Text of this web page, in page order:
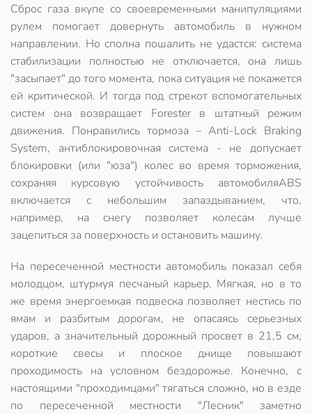
Сброс газа вкупе со своевременными манипуляциями
рулем помогает довернуть автомобиль в нужном
направлении. Но сполна пошалить не удастся: система
стабилизации полностью не отключается, она лишь
"засыпает" до того момента, пока ситуация не покажется
ей критической. И тогда под стрекот вспомогательных
систем она возвращает Forester в штатный режим
движения. Понравились тормоза – Anti-Lock Braking
System, антиблокировочная система - не допускает
блокировки (или "юза") колес во время торможения,
сохраняя курсовую устойчивость автомобиляABS
включается с небольшим запаздыванием, что,
например, на снегу позволяет колесам лучше
зацепиться за поверхность и остановить машину.
На пересеченной местности автомобиль показал себя
молодцом, штурмуя песчаный карьер. Мягкая, но в то
же время энергоемкая подвеска позволяет нестись по
ямам и разбитым дорогам, не опасаясь серьезных
ударов, а значительный дорожный просвет в 21,5 см,
короткие свесы и плоское днище повышают
проходимость на условном бездорожье. Конечно, с
настоящими "проходимцами" тягаться сложно, но в езде
по пересеченной местности "Лесник" заметно